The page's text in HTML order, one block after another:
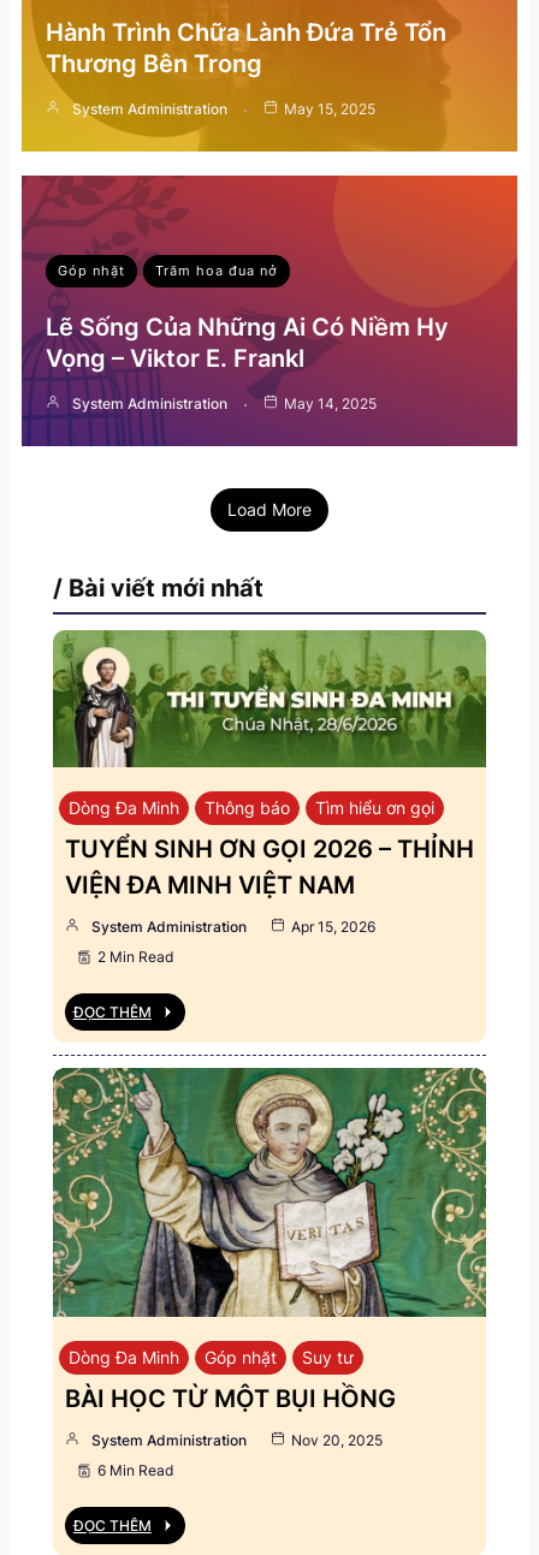
Hành Trình Chữa Lành Đứa Trẻ Tổn
Thương Bên Trong
System Administration May 15, 2025
Góp nhặt Trăm hoa đua nở
Lẽ Sống Của Những Ai Có Niềm Hy
Vọng – Viktor E. Frankl
System Administration May 14, 2025
Load More
/ Bài viết mới nhất
Dòng Đa Minh Thông báo Tìm hiểu ơn gọi
TUYỂN SINH ƠN GỌI 2026 – THỈNH
VIỆN ĐA MINH VIỆT NAM
System Administration
Apr 15, 2026
2 Min Read
ĐỌC THÊM
Dòng Đa Minh Góp nhặt Suy tư
BÀI HỌC TỪ MỘT BỤI HỒNG
System Administration
Nov 20, 2025
6 Min Read
ĐỌC THÊM